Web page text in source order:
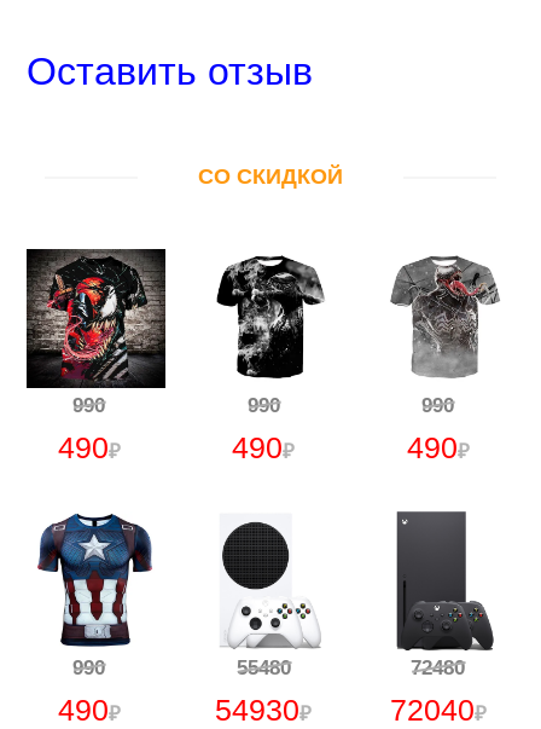
Оставить отзыв
СО СКИДКОЙ
990
490₽
990
490₽
990
490₽
990
490₽
55480
54930₽
72480
72040₽